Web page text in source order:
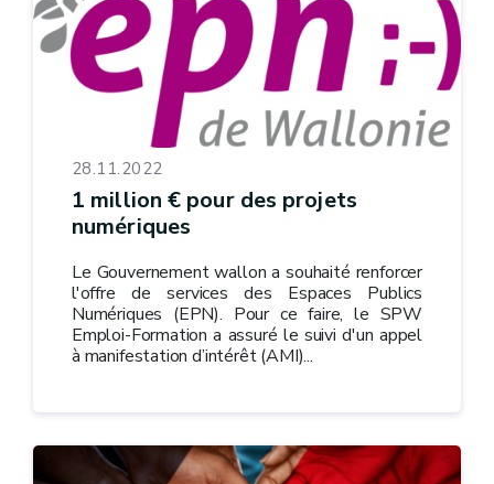
28.11.2022
1 million € pour des projets
numériques
Le Gouvernement wallon a souhaité renforcer
l'offre de services des Espaces Publics
Numériques (EPN). Pour ce faire, le SPW
Emploi-Formation a assuré le suivi d'un appel
à manifestation d’intérêt (AMI)...